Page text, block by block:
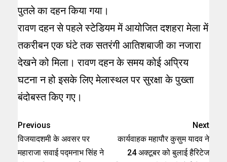
पुतले का दहन किया गया।
रावण दहन से पहले स्टेडियम में आयोजित दशहरा मेला में
तकरीबन एक घंटे तक सतरंगी आतिशबाजी का नजारा
देखने को मिला। रावण दहन के समय कोई अप्रिय
घटना न हो इसके लिए मेलास्थल पर सुरक्षा के पुख्ता
बंदोबस्त किए गए।
Previous
विजयादशमी के अवसर पर
महाराजा सवाई पद्मनाभ सिंह ने
Next
कार्यवाहक महापौर कुसुम यादव ने
24 अक्टूबर को बुलाई हैरिटेज